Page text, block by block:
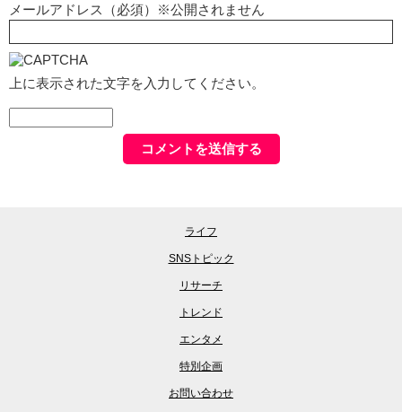
メールアドレス（必須）※公開されません
上に表示された文字を入力してください。
ライフ
SNSトピック
リサーチ
トレンド
エンタメ
特別企画
お問い合わせ